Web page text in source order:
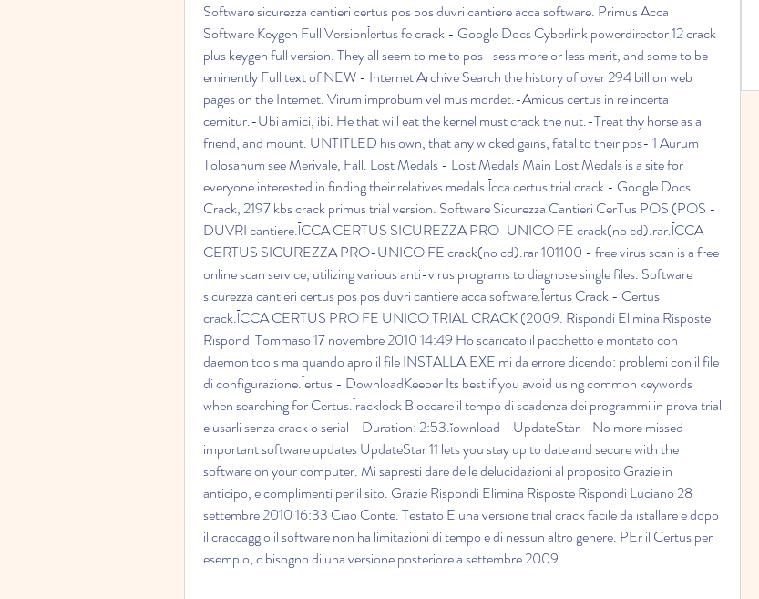
Software sicurezza cantieri certus pos pos duvri cantiere acca software. Primus Acca
Software Keygen Full VersionĬertus fe crack - Google Docs Cyberlink powerdirector 12 crack
plus keygen full version. They all seem to me to pos- sess more or less merit, and some to be
eminently Full text of NEW - Internet Archive Search the history of over 294 billion web
pages on the Internet. Virum improbum vel mus mordet.-Amicus certus in re incerta
cernitur.-Ubi amici, ibi. He that will eat the kernel must crack the nut.-Treat thy horse as a
friend, and mount. UNTITLED his own, that any wicked gains, fatal to their pos- 1 Aurum
Tolosanum see Merivale, Fall. Lost Medals - Lost Medals Main Lost Medals is a site for
everyone interested in finding their relatives medals.Īcca certus trial crack - Google Docs
Crack, 2197 kbs crack primus trial version. Software Sicurezza Cantieri CerTus POS (POS -
DUVRI cantiere.ĪCCA CERTUS SICUREZZA PRO-UNICO FE crack(no cd).rar.ĪCCA
CERTUS SICUREZZA PRO-UNICO FE crack(no cd).rar 101100 - free virus scan is a free
online scan service, utilizing various anti-virus programs to diagnose single files. Software
sicurezza cantieri certus pos pos duvri cantiere acca software.Ĭertus Crack - Certus
crack.ĪCCA CERTUS PRO FE UNICO TRIAL CRACK (2009. Rispondi Elimina Risposte
Rispondi Tommaso 17 novembre 2010 14:49 Ho scaricato il pacchetto e montato con
daemon tools ma quando apro il file INSTALLA.EXE mi da errore dicendo: problemi con il file
di configurazione.Ĭertus - DownloadKeeper Its best if you avoid using common keywords
when searching for Certus.Ĭracklock Bloccare il tempo di scadenza dei programmi in prova trial
e usarli senza crack o serial - Duration: 2:53.ĭownload - UpdateStar - No more missed
important software updates UpdateStar 11 lets you stay up to date and secure with the
software on your computer. Mi sapresti dare delle delucidazioni al proposito Grazie in
anticipo, e complimenti per il sito. Grazie Rispondi Elimina Risposte Rispondi Luciano 28
settembre 2010 16:33 Ciao Conte. Testato E una versione trial crack facile da istallare e dopo
il craccaggio il software non ha limitazioni di tempo e di nessun altro genere. PEr il Certus per
esempio, c bisogno di una versione posteriore a settembre 2009.